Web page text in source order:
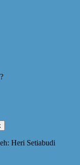
Heri Setiabudi